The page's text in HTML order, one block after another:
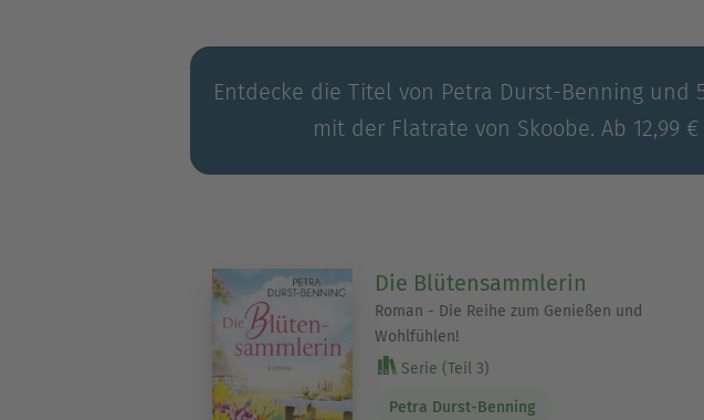
Entdecke die Titel von Petra Durst-Benning und
mit der Flatrate von Skoobe. Ab 12,99
Die Blütensammlerin
Roman - Die Reihe zum Genießen und
Wohlfühlen!
Serie (Teil 3)
Petra Durst-Benning